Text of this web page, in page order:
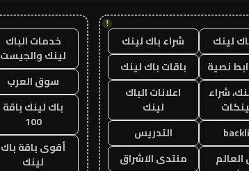
!
لينك
شراء باك لينك
نصية
باقات باك لينك
شراء
اعلانات الباك
لينك
التدريس
منتدى الاشراق
خدمات الباك
لينك والجيست
سوق العرب
باك لينك باقة
100
أقوى باقة باك
لينك